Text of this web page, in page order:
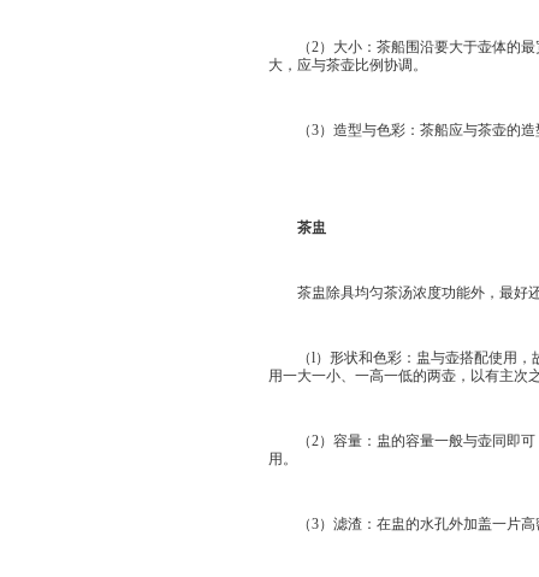
（2）大小：茶船围沿要大于壶体的最
大，应与茶壶比例协调。
（3）造型与色彩：茶船应与茶壶的造
茶盅
茶盅除具均匀茶汤浓度功能外，最好
（l）形状和色彩：盅与壶搭配使用，
用一大一小、一高一低的两壶，以有主次
（2）容量：盅的容量一般与壶同即可
用。
（3）滤渣：在盅的水孔外加盖一片高